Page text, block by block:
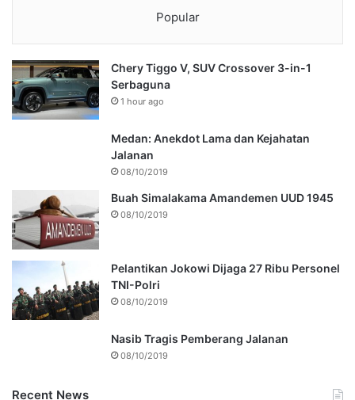
Popular
Chery Tiggo V, SUV Crossover 3-in-1
Serbaguna
1 hour ago
Medan: Anekdot Lama dan Kejahatan
Jalanan
08/10/2019
Buah Simalakama Amandemen UUD 1945
08/10/2019
Pelantikan Jokowi Dijaga 27 Ribu Personel
TNI-Polri
08/10/2019
Nasib Tragis Pemberang Jalanan
08/10/2019
Recent News